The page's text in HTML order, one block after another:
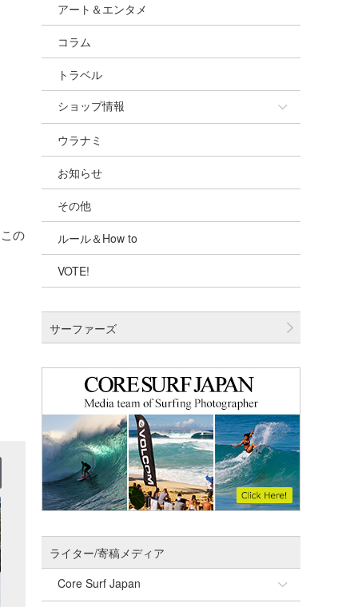
の
アート＆エンタメ
コラム
トラベル
ショップ情報
ショップ情報
湘南
千葉北
伊豆
千葉南
四国
沖縄
ウラナミ
お知らせ
その他
ルール＆How to
VOTE!
サーファーズ
ライター/寄稿メディア
Core Surf Japan